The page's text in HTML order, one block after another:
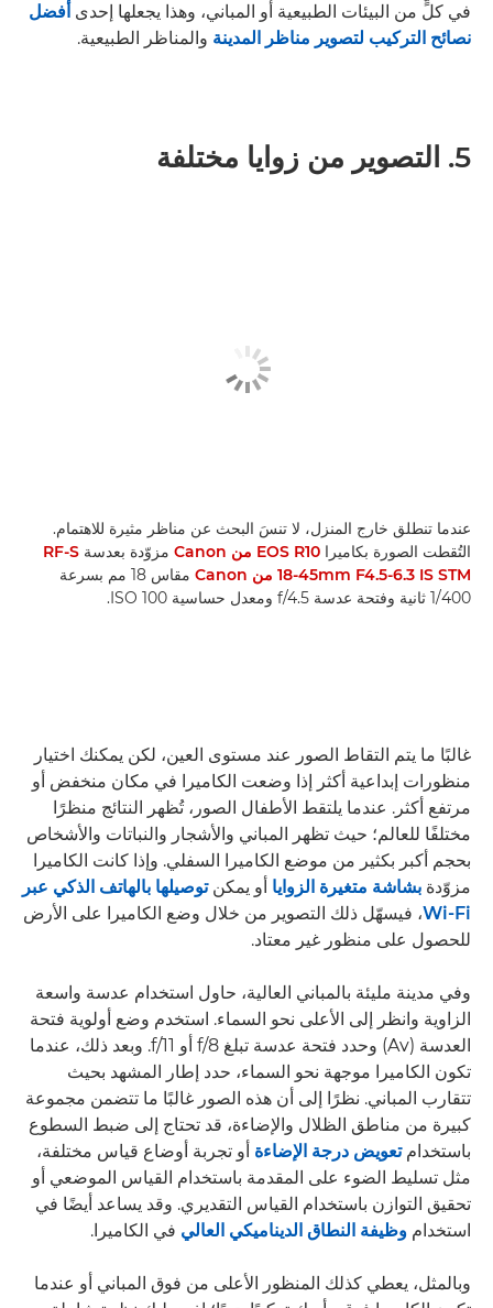
في كلٍّ من البيئات الطبيعية أو المباني، وهذا يجعلها إحدى أفضل
نصائح التركيب لتصوير مناظر المدينة والمناظر الطبيعية.
5. التصوير من زوايا مختلفة
عندما تنطلق خارج المنزل، لا تنسَ البحث عن مناظر مثيرة للاهتمام.
التُقطت الصورة بكاميرا EOS R10 من Canon مزوّدة بعدسة RF-S
18-45mm F4.5-6.3 IS STM من Canon
مقاس 18 مم بسرعة
1/400 ثانية وفتحة عدسة f/4.5 ومعدل حساسية ISO 100.
غالبًا ما يتم التقاط الصور عند مستوى العين، لكن يمكنك اختيار
منظورات إبداعية أكثر إذا وضعت الكاميرا في مكان منخفض أو
مرتفع أكثر. عندما يلتقط الأطفال الصور، تُظهر النتائج منظرًا
مختلفًا للعالم؛ حيث تظهر المباني والأشجار والنباتات والأشخاص
بحجم أكبر بكثير من موضع الكاميرا السفلي. وإذا كانت الكاميرا
مزوّدة بشاشة متغيرة الزوايا أو يمكنتوصيلها بالهاتف الذكي عبر
Wi-Fi، فيسهّل ذلك التصوير من خلال وضع الكاميرا على الأرض
للحصول على منظور غير معتاد.
وفي مدينة مليئة بالمباني العالية، حاول استخدام عدسة واسعة
الزاوية وانظر إلى الأعلى نحو السماء. استخدم وضع أولوية فتحة
العدسة (Av) وحدد فتحة عدسة تبلغ f/8 أو f/11. وبعد ذلك، عندما
تكون الكاميرا موجهة نحو السماء، حدد إطار المشهد بحيث
تتقارب المباني. نظرًا إلى أن هذه الصور غالبًا ما تتضمن مجموعة
كبيرة من مناطق الظلال والإضاءة، قد تحتاج إلى ضبط السطوع
باستخدامتعويض درجة الإضاءة أو تجربة أوضاع قياس مختلفة،
مثل تسليط الضوء على المقدمة باستخدام القياس الموضعي أو
تحقيق التوازن باستخدام القياس التقديري. وقد يساعد أيضًا في
استخدام وظيفة النطاق الديناميكي العالي في الكاميرا.
وبالمثل، يعطي كذلك المنظور الأعلى من فوق المباني أو عندما